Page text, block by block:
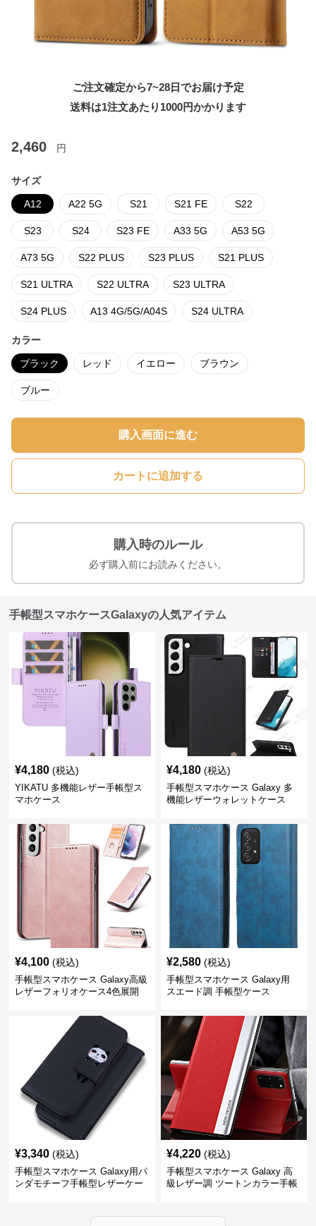
ご注文確定から7~28日でお届け予定
送料は1注文あたり 1000円かかります
2,460 円
サイズ
A12 A22 5G S21 S21 FE S22
S23 S24 S23 FE A33 5G A53 5G
A73 5G S22 PLUS S23 PLUS S21 PLUS
S21 ULTRA S22 ULTRA S23 ULTRA
S24 PLUS A13 4G/5G/A04S S24 ULTRA
カラー
ブラック レッド イエロー ブラウン
ブルー
購入画面に進む
カートに追加する
購入時のルール
必ず購入前にお読みください。
手帳型スマホケースGalaxyの人気アイテム
¥4,180 (税込)
YIKATU 多機能レザー手帳型ス
マホケース
¥4,180 (税込)
手帳型スマホケース Galaxy 多
機能レザーウォレットケース
¥4,100 (税込)
手帳型スマホケース Galaxy高級
レザーフォリオケース4色展開
¥2,580 (税込)
手帳型スマホケース Galaxy用
スエード調 手帳型ケース
¥3,340 (税込)
手帳型スマホケース Galaxy用パ
ンダモチーフ手帳型レザーケー
¥4,220 (税込)
手帳型スマホケース Galaxy 高
級レザー調 ツートンカラー手帳